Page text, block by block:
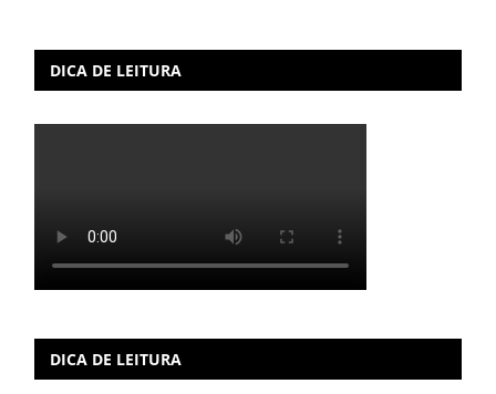
DICA DE LEITURA
DICA DE LEITURA